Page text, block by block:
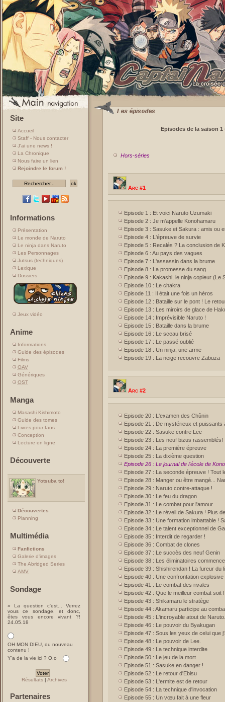
Site
Accueil
Staff - Nous contacter
J'ai une news !
La Chronique
Nous faire un lien
Rejoindre le forum !
Informations
Présentation
Le monde de Naruto
Le ninja dans Naruto
Les Personnages
Jutsus (techniques)
Lexique
Dossiers
Jeux vidéo
Anime
Informations
Guide des épisodes
Films
OAV
Génériques
OST
Manga
Masashi Kishimoto
Guide des tomes
Livres pour fans
Conception
Lecture en ligne
Découverte
Yotsuba to!
Découvertes
Planning
Multimédia
Fanfictions
Galerie d'images
The Abridged Series
AMV
Sondage
» La question c'est... Verrez
vous ce sondage, et donc,
êtes vous encore vivant ?!
24.05.18
OH MON DIEU, du nouveau
contenu !
Y'a de la vie ici ? O.o
Résultats| Archives
Partenaires
Episodes de la saison 1
Hors-séries
Arc #1
Episode 1 : Et voici Naruto Uzumaki
Episode 2 : Je m'appelle Konohamaru
Episode 3 : Sasuke et Sakura : amis ou
Episode 4 : L'épreuve de survie
Episode 5 : Recalés ? La conclusion de
Episode 6 : Au pays des vagues
Episode 7 : L'assassin dans la brume
Episode 8 : La promesse du sang
Episode 9 : Kakashi, le ninja copieur (Le
Episode 10 : Le chakra
Episode 11 : Il était une fois un héros
Episode 12 : Bataille sur le pont ! Le
Episode 13 : Les miroirs de glace de
Episode 14 : Imprévisible Naruto !
Episode 15 : Bataille dans la brume
Episode 16 : Le sceau brisé
Episode 17 : Le passé oublié
Episode 18 : Un ninja, une arme
Episode 19 : La neige recouvre Zabuza
Arc #2
Episode 20 : L'examen des Chûnin
Episode 21 : De mystérieux et puissants
Episode 22 : Sasuke contre Lee
Episode 23 : Les neuf bizus rassemblés!
Episode 24 : La première épreuve
Episode 25 : La dixième question
Episode 26 : Le journal de l'école de
Episode 27 : La seconde épreuve ! Tout
Episode 28 : Manger ou être mangé...
Episode 29 : Naruto contre-attaque !
Episode 30 : Le feu du dragon
Episode 31 : Le combat pour l'amour
Episode 32 : Le réveil de Sakura ! Plus
Episode 33 : Une formation imbattable !
Episode 34 : Le talent exceptionnel de
Episode 35 : Interdit de regarder !
Episode 36 : Combat de clones
Episode 37 : Le succès des neuf Genin
Episode 38 : Les éliminatoires
Episode 39 : Shishirendan ! La fureur du
Episode 40 : Une confrontation explosive
Episode 41 : Le combat des rivales
Episode 42 : Que le meilleur combat soit !
Episode 43 : Shikamaru le stratège
Episode 44 : Akamaru participe au
Episode 45 : L'incroyable atout de Naruto.
Episode 46 : Le pouvoir du Byakugan
Episode 47 : Sous les yeux de celui que
Episode 48 : Le pouvoir de Lee.
Episode 49 : La technique interdite
Episode 50 : Le jeu de la mort
Episode 51 : Sasuke en danger !
Episode 52 : Le retour d'Ebisu
Episode 53 : L'ermite est de retour
Episode 54 : La technique d'invocation
Episode 55 : Un vœu fait à une fleur